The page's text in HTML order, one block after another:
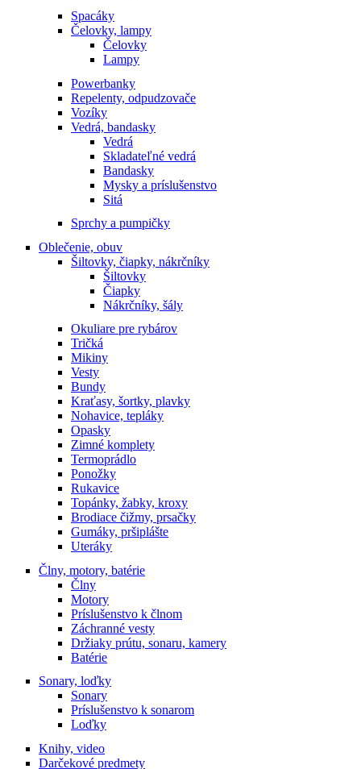
Spacáky
Čelovky, lampy
Čelovky
Lampy
Powerbanky
Repelenty, odpudzovače
Vozíky
Vedrá, bandasky
Vedrá
Skladateľné vedrá
Bandasky
Mysky a príslušenstvo
Sitá
Sprchy a pumpičky
Oblečenie, obuv
Šiltovky, čiapky, nákrčníky
Šiltovky
Čiapky
Nákrčníky, šály
Okuliare pre rybárov
Tričká
Mikiny
Vesty
Bundy
Kraťasy, šortky, plavky
Nohavice, tepláky
Opasky
Zimné komplety
Termoprádlo
Ponožky
Rukavice
Topánky, žabky, kroxy
Brodiace čižmy, prsačky
Gumáky, pršiplášte
Uteráky
Člny, motory, batérie
Člny
Motory
Príslušenstvo k člnom
Záchranné vesty
Držiaky prútu, sonaru, kamery
Batérie
Sonary, loďky
Sonary
Príslušenstvo k sonarom
Loďky
Knihy, video
Darčekové predmety